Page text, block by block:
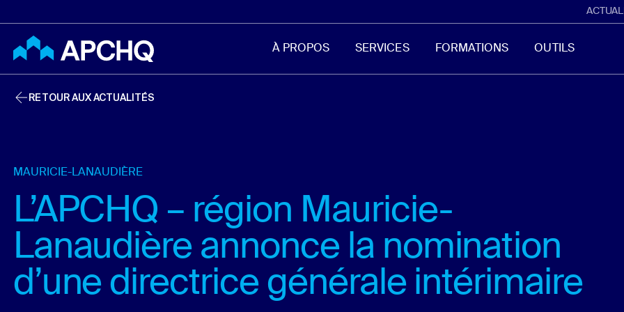
À PROPOS SERVICES FORMATIONS OUTILS
RETOUR AUX ACTUALITÉS
MAURICIE-LANAUDIÈRE
L’APCHQ – région Mauricie-
Lanaudière annonce la nomination
d’une directrice générale intérimaire